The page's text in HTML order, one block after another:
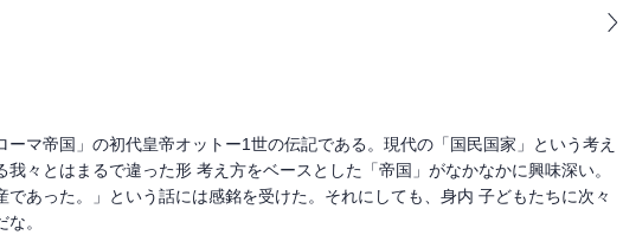
ーマ帝国」の初代皇帝オットー1世の伝記である。現代の「国民国家」という考え
々とはまるで違った形 考え方をベースとした「帝国」がなかなかに興味深い。
であった。」という話には感銘を受けた。それにしても、身内 子どもたちに次々
。